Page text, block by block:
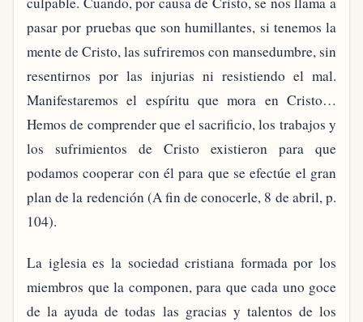
pasar por pruebas que son humillantes, si tenemos la
mente de Cristo, las sufriremos con mansedumbre, sin
resentirnos por las injurias ni resistiendo el mal.
Manifestaremos el espíritu que mora en Cristo…
Hemos de comprender que el sacrificio, los trabajos y
los sufrimientos de Cristo existieron para que
podamos cooperar con él para que se efectúe el gran
plan de la redención (A fin de conocerle, 8 de abril, p.
104).
La iglesia es la sociedad cristiana formada por los
miembros que la componen, para que cada uno goce
de la ayuda de todas las gracias y talentos de los